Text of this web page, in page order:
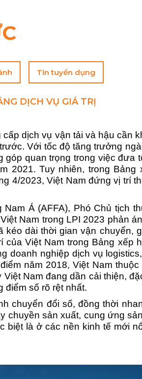
Tin tuyển dụng
DỊCH VỤ GIÁ TRỊ
dịch vụ vận tải và hậu cần
Với tốc độ tăng trưởng
quan trọng trong việc đưa
2021. Tuy nhiên, trong Bảng
4/2023, Việt Nam đứng vị trí
Á (AFFA), Phó Chủ tịch
Nam trong LPI 2023 phản
dài thời gian vận chuyển,
Việt Nam trong Bảng xếp
doanh nghiệp dịch vụ
năm 2018, Việt Nam
Nam đang dần cải thiện,
điểm số rõ rệt nhất.
chuyển đổi số, đồng thời
chuyền sản xuất, cung ứng
là ở các nền kinh tế mới